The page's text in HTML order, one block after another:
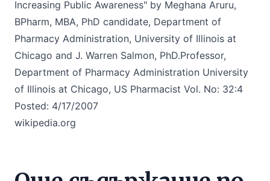
Increasing Public Awareness" by Meghana Aruru,
BPharm, MBA, PhD candidate, Department of
Pharmacy Administration, University of Illinois at
Chicago and J. Warren Salmon, PhD.Professor,
Department of Pharmacy Administration University
of Illinois at Chicago, US Pharmacist Vol. No: 32:4
Posted: 4/17/2007
wikipedia.org